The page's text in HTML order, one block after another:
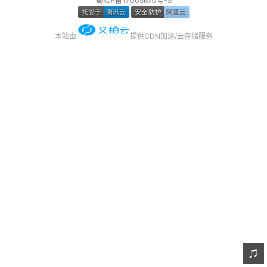
友链
关于
本站由 提供CDN加速/云存储服务